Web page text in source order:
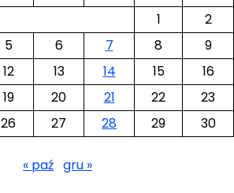
1
2
5 6 7 8
9
12 13 14 15
16
19 20 21 22
23
26 27 28 29 30
« paź gru »